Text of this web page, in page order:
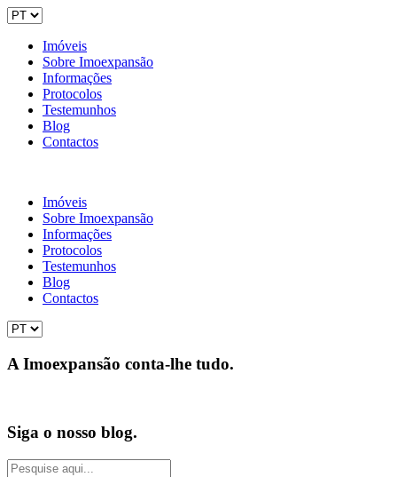
Imóveis
Sobre Imoexpansão
Informações
Protocolos
Testemunhos
Blog
Contactos
Imóveis
Sobre Imoexpansão
Informações
Protocolos
Testemunhos
Blog
Contactos
A Imoexpansão conta-lhe tudo.
Siga o nosso blog.